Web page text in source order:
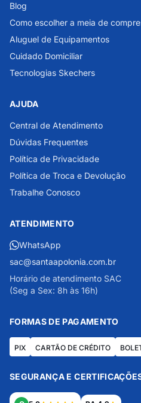
Blog
Como escolher a meia de
Aluguel de Equipamentos
Cuidado Domiciliar
Tecnologias Skechers
AJUDA
Central de Atendimento
Dúvidas Frequentes
Política de Privacidade
Política de Troca e Devolução
Trabalhe Conosco
ATENDIMENTO
WhatsApp
sac@santaapolonia.com.br
Horário de atendimento SAC
(Seg a Sex: 8h às 16h)
FORMAS DE PAGAMENTO
PIX CARTÃO DE CRÉDITO
SEGURANÇA E